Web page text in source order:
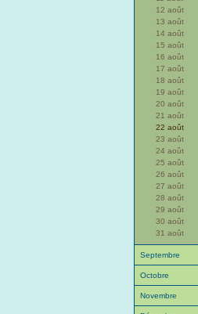
12 août
13 août
14 août
15 août
16 août
17 août
18 août
19 août
20 août
21 août
22 août
23 août
24 août
25 août
26 août
27 août
28 août
29 août
30 août
31 août
Septembre
Octobre
Novembre